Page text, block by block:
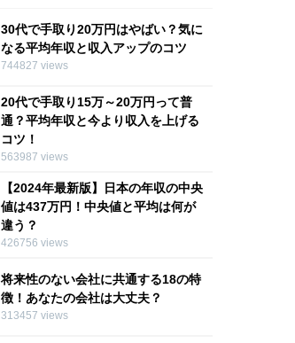
30代で手取り20万円はやばい？気に
なる平均年収と収入アップのコツ
744827 views
20代で手取り15万～20万円って普
通？平均年収と今より収入を上げる
コツ！
563987 views
【2024年最新版】日本の年収の中央
値は437万円！中央値と平均は何が
違う？
426756 views
将来性のない会社に共通する18の特
徴！あなたの会社は大丈夫？
313457 views